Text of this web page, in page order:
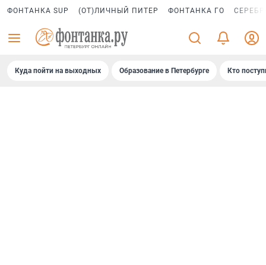
ФОНТАНКА SUP (ОТ)ЛИЧНЫЙ ПИТЕР ФОНТАНКА ГО
Куда пойти на выходных Образование в Петербурге Кто